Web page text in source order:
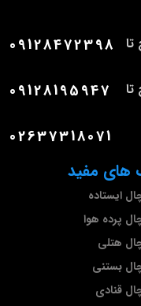
های مفید
ایستاده
پرده هوا
هتلی
بستنی
قنادی
9 صبح تا
09128472398
9 صبح تا
09128195947
02637318071